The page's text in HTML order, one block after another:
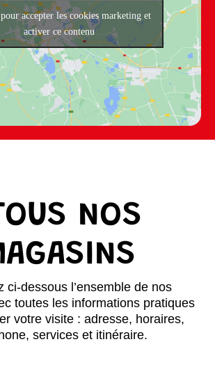
accepter les cookies marketing et
activer ce contenu
NOS
ci-dessous l’ensemble de nos
toutes les informations pratiques
votre visite : adresse, horaires,
services et itinéraire.